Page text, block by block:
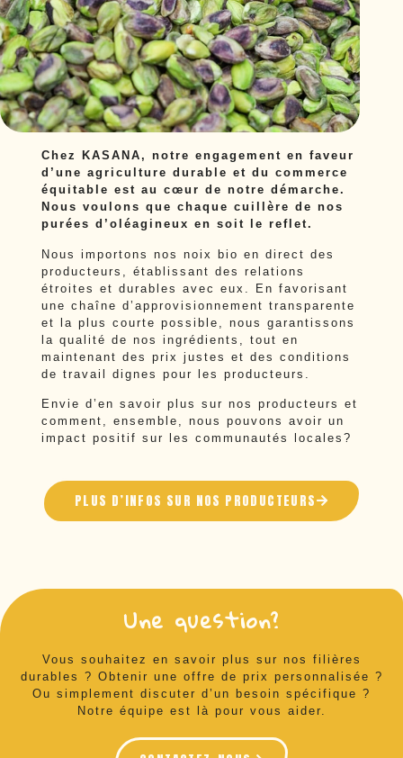
Chez KASANA, notre engagement en faveur
d’une agriculture durable et du commerce
équitable est au cœur de notre démarche.
Nous voulons que chaque cuillère de nos
purées d’oléagineux en soit le reflet.
Nous importons nos noix bio en direct des
producteurs, établissant des relations
étroites et durables avec eux. En favorisant
une chaîne d’approvisionnement transparente
et la plus courte possible, nous garantissons
la qualité de nos ingrédients, tout en
maintenant des prix justes et des conditions
de travail dignes pour les producteurs.
Envie d’en savoir plus sur nos producteurs et
comment, ensemble, nous pouvons avoir un
impact positif sur les communautés locales?
PLUS D’INFOS SUR NOS PRODUCTEURS
Une question?
Vous souhaitez en savoir plus sur nos filières
durables ? Obtenir une offre de prix personnalisée ?
Ou simplement discuter d’un besoin spécifique ?
Notre équipe est là pour vous aider.